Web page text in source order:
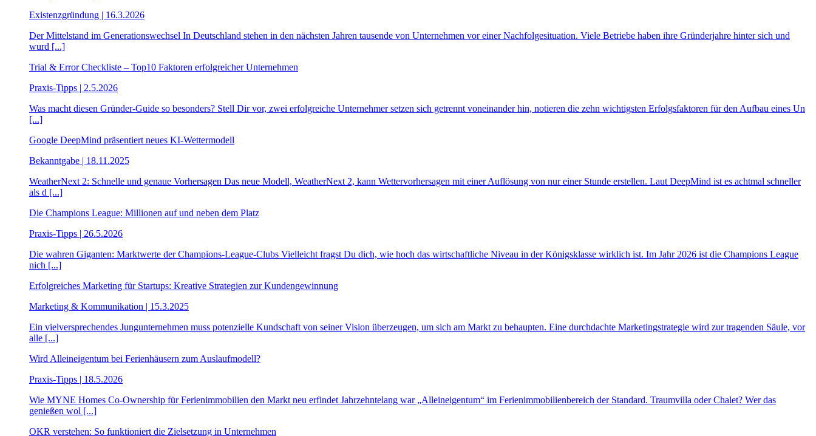
Existenzgründung | 16.3.2026
Der Mittelstand im Generationswechsel In Deutschland stehen in den nächsten Jahren tausende von Unternehmen vor einer Nachfolgesituation. Viele Betriebe haben ihre Gründerjahre hinter sich und
wurd [...]
Trial & Error Checkliste – Top10 Faktoren erfolgreicher Unternehmen
Praxis-Tipps | 2.5.2026
Was macht diesen Gründer-Guide so besonders? Stell Dir vor, zwei erfolgreiche Unternehmer setzen sich getrennt voneinander hin, notieren die zehn wichtigsten Erfolgsfaktoren für den Aufbau eines Un
[...]
Google DeepMind präsentiert neues KI-Wettermodell
Bekanntgabe | 18.11.2025
WeatherNext 2: Schnelle und genaue Vorhersagen Das neue Modell, WeatherNext 2, kann Wettervorhersagen mit einer Auflösung von nur einer Stunde erstellen. Laut DeepMind ist es achtmal schneller
als d [...]
Die Champions League: Millionen auf und neben dem Platz
Praxis-Tipps | 26.5.2026
Die wahren Giganten: Marktwerte der Champions-League-Clubs Vielleicht fragst Du dich, wie hoch das wirtschaftliche Niveau in der Königsklasse wirklich ist. Im Jahr 2026 ist die Champions League
nich [...]
Erfolgreiches Marketing für Startups: Kreative Strategien zur Kundengewinnung
Marketing & Kommunikation | 15.3.2025
Ein vielversprechendes Jungunternehmen muss potenzielle Kundschaft von seiner Vision überzeugen, um sich am Markt zu behaupten. Eine durchdachte Marketingstrategie wird zur tragenden Säule, vor
alle [...]
Wird Alleineigentum bei Ferienhäusern zum Auslaufmodell?
Praxis-Tipps | 18.5.2026
Wie MYNE Homes Co-Ownership für Ferienimmobilien den Markt neu erfindet Jahrzehntelang war „Alleineigentum“ im Ferienimmobilienbereich der Standard. Traumvilla oder Chalet? Wer das
genießen wol [...]
OKR verstehen: So funktioniert die Zielsetzung in Unternehmen